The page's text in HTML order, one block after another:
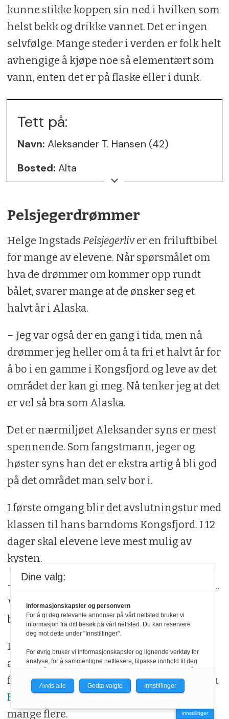
kunne stikke koppen sin ned i hvilken som
helst bekk og drikke vannet. Det er ingen
selvfølge. Mange steder i verden er folk helt
avhengige å kjøpe noe så elementært som
vann, enten det er på flaske eller i dunk.
Tett på:
Navn:Aleksander T. Hansen (42)
Bosted:Alta
Hansen, to barn
Bakgrunn/yrke:Lærer
Lidenskap:Jakt, fiske, høsting og
friluftsliv
Boka jeg aldri glemmer:Pelsjegerliv
Favorittrett:
Torsketunger
Best i glasset:En kald en
Drømmer om: Et halvt år på en gamme
og leve av landet på kysten av Finnmark
Forbilder:Helge Ingstad og Arne Næss
Pelsjegerdrømmer
Helge Ingstads Pelsjegerliver en friluftbibel
for mange av elevene. Når spørsmålet om
hva de drømmer om kommer opp rundt
bålet, svarer mange at de ønsker seg et
halvt år i Alaska.
– Jeg var også der en gang i tida, men nå
drømmer jeg heller om å ta fri et halvt år for
å bo i en gamme i Kongsfjord og leve av det
området der kan gi meg. Nå tenker jeg at det
er vel så bra som Alaska.
Det er nærmiljøet Aleksander syns er mest
spennende. Som fangstmann, jeger og
høster syns han det er ekstra artig å bli god
på det området man selv bor i.
I første omgang blir det avslutningstur med
klassen til hans barndoms Kongsfjord. I 12
dager skal elevene leve mest mulig av
kysten.
– Kongekrabbe, skjell, måseegg, røye og sel.
Vi tar ikke med mat den veien, vi skal leve
bare av det vi får der ute.
Lyst til å lese flere
annet intervjuet fiskedoktorTrygve Poppe
fiskestangfaderenLeif Stavmo, fjelljegeren
Espen Lynne, havforskerEven Moland
mange flere.
Innstillinger
Dine valg:
Informasjonskapsler og personvern
For å gi deg relevante annonser på vårt nettsted bruker vi
informasjon fra ditt besøk på vårt nettsted. Du kan reservere
deg mot dette under "Innstillinger".
For øvrig bruker vi informasjonskapsler og lignende verktøy for
analyse, for å sammenligne nettlesere, tilpasse innhold til deg
personvernerklæring.
du få relevante annonser på nettstedene til medlemmene i
nettverket basert på informasjon fra dine besøk på tvers av
Avvis alle Godta valgte Innstillinger